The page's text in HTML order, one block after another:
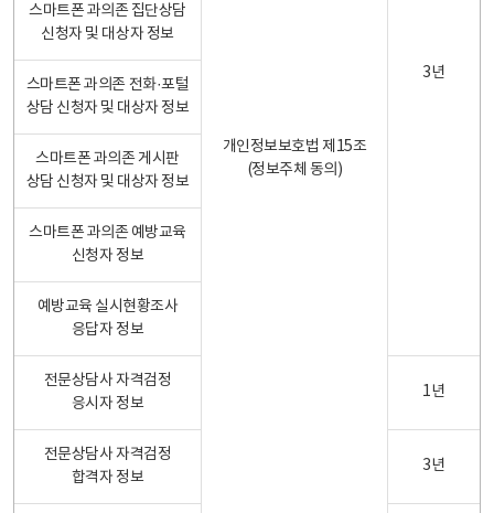
개인정보보호법 제15조
(정보주체 동의)
3년
스마트폰 과의존 집단상담
신청자 및 대상자 정보
스마트폰 과의존 전화·포털
상담 신청자 및 대상자 정보
스마트폰 과의존 게시판
상담 신청자 및 대상자 정보
스마트폰 과의존 예방교육
신청자 정보
예방교육 실시현황조사
응답자 정보
전문상담사 자격검정
응시자 정보
1년
전문상담사 자격검정
합격자 정보
3년